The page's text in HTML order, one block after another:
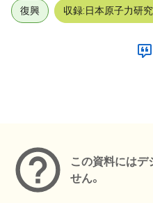
復興 収録:日本原子力研
この資料にはデ
せん。